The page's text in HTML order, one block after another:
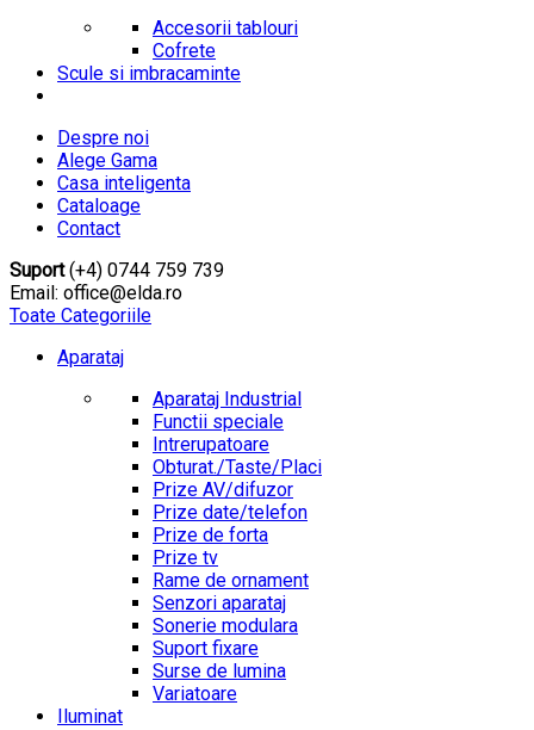
Accesorii tablouri
Cofrete
Scule si imbracaminte
Despre noi
Alege Gama
Casa inteligenta
Cataloage
Contact
Suport(+4) 0744 759 739
Email: office@elda.ro
Toate Categoriile
Aparataj
Aparataj Industrial
Functii speciale
Intrerupatoare
Obturat./Taste/Placi
Prize AV/difuzor
Prize date/telefon
Prize de forta
Prize tv
Rame de ornament
Senzori aparataj
Sonerie modulara
Suport fixare
Surse de lumina
Variatoare
Iluminat